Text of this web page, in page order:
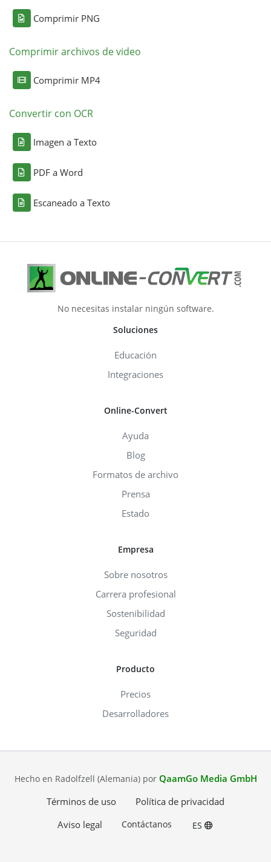
Comprimir PNG
Comprimir archivos de video
Comprimir MP4
Convertir con OCR
Imagen a Texto
PDF a Word
Escaneado a Texto
No necesitas instalar ningún software.
Soluciones
Educación
Integraciones
Online-Convert
Ayuda
Blog
Formatos de archivo
Prensa
Estado
Empresa
Sobre nosotros
Carrera profesional
Sostenibilidad
Seguridad
Producto
Precios
Desarrolladores
Hecho en Radolfzell (Alemania) por QaamGo Media GmbH
Términos de uso
Política de privacidad
Aviso legal
Contáctanos ES